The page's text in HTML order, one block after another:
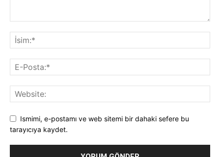
Ismimi, e-postamı ve web sitemi bir dahaki sefere bu
tarayıcıya kaydet.